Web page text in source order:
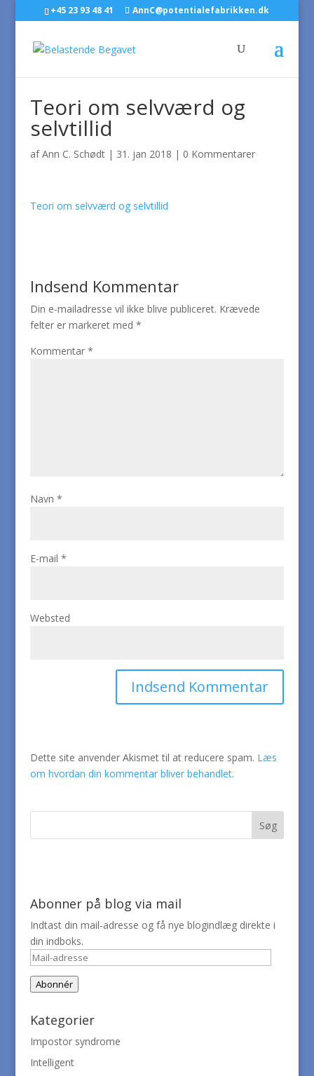
+45 23 93 48 41 AnnC@potentialefabrikken.dk
Teori om selvværd og
selvtillid
afAnn C. Schødt| 31. jan 2018 | 0 Kommentarer
Teori om selvværd og selvtillid
Indsend Kommentar
Din e-mailadresse vil ikke blive publiceret. Krævede
felter er markeret med *
Kommentar *
Navn *
E-mail *
Websted
Dette site anvender Akismet til at reducere spam. Læs
om hvordan din kommentar bliver behandlet.
Abonner på blog via mail
Indtast din mail-adresse og få nye blogindlæg direkte i
din indboks.
Mail-
adresse
Abonnér
Kategorier
Impostor syndrome
Intelligent